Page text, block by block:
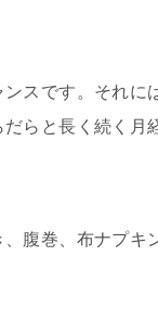
スです。それに
らと長く続く月
腹巻、布ナプキ